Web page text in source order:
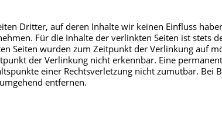
Dritter, auf deren Inhalte wir keinen Einfluss
Für die Inhalte der verlinkten Seiten ist stets
Seiten wurden zum Zeitpunkt der Verlinkung auf
der Verlinkung nicht erkennbar. Eine
einer Rechtsverletzung nicht zumutbar. Bei
entfernen.